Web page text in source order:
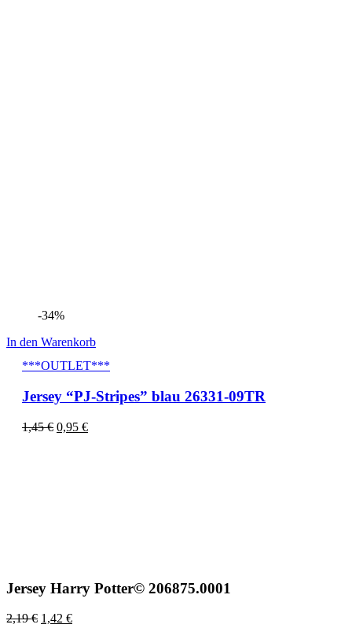
-34%
In den Warenkorb
***OUTLET***
Jersey “PJ-Stripes” blau 26331-09TR
1,45€ 0,95 €
Jersey Harry Potter© 206875.0001
2,19€ 1,42 €